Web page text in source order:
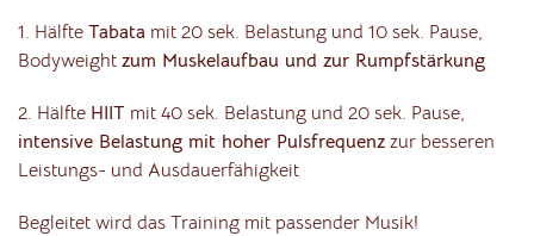
1. Hälfte Tabata mit 20 sek. Belastung und 10 sek. Pause,
Bodyweight zum Muskelaufbau und zur Rumpfstärkung
2. Hälfte HIIT mit 40 sek. Belastung und 20 sek. Pause,
intensive Belastung mit hoher Pulsfrequenz zur besseren
Leistungs- und Ausdauerfähigkeit
Begleitet wird das Training mit passender Musik!